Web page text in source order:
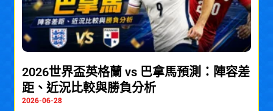
2026世界盃英格蘭 vs 巴拿馬預測：陣容差
距、近況比較與勝負分析
2026-06-28